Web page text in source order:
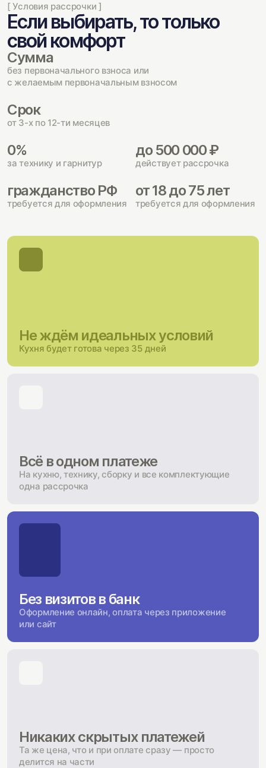
[ Условия рассрочки ]
Если выбирать, то только
свой комфорт
Сумма
без первоначального взноса или
с желаемым первоначальным взносом
Срок
от 3-х по 12-ти месяцев
0%
за технику и гарнитур
до 500 000 ₽
действует рассрочка
гражданство РФ
требуется для оформления
от 18 до 75 лет
требуется для оформления
Не ждём идеальных условий
Кухня будет готова через 35 дней
Всё в одном платеже
На кухню, технику, сборку и все комплектующие
одна рассрочка
Без визитов в банк
Оформление онлайн, оплата через приложение
или сайт
Никаких скрытых платежей
Та же цена, что и при оплате сразу — просто
делится на части